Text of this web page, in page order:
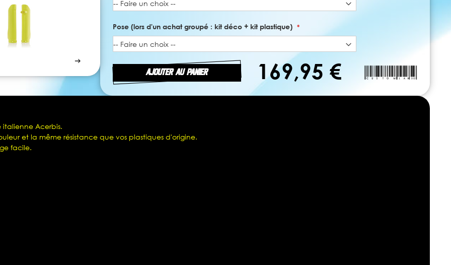
Pose (lors d'un achat groupé : kit déco + kit plastique)
AJOUTER AU PANIER 169,95 €
Acerbis.
et la même résistance que vos plastiques d'origine.
facile.